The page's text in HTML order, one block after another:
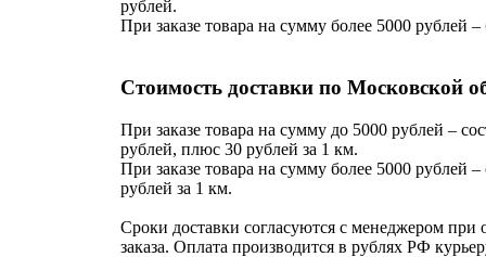
рублей.
При заказе товара на сумму более 5000 рублей –
Стоимость доставки по Московской
При заказе товара на сумму до 5000 рублей –
рублей, плюс 30 рублей за 1 км.
При заказе товара на сумму более 5000 рублей –
рублей за 1 км.
Сроки доставки согласуются с менеджером при
заказа. Оплата производится в рублях РФ